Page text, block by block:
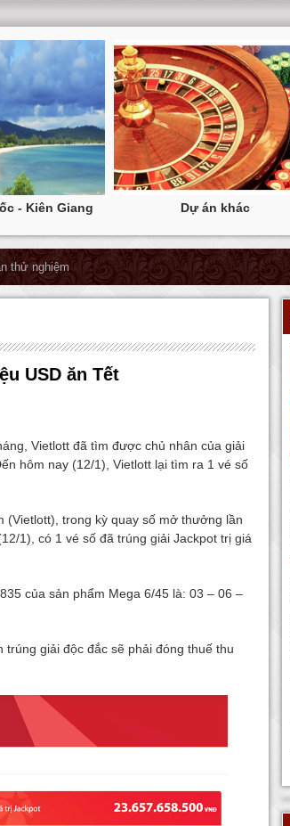
- Kiên Giang Dự án khác
thử nghiệm
USD ăn Tết
Vietlott đã tìm được chủ nhân của giải
hôm nay (12/1), Vietlott lại tìm ra 1 vé số
(Vietlott), trong kỳ quay số mở thưởng lần
1), có 1 vé số đã trúng giải Jackpot trị giá
của sản phẩm Mega 6/45 là: 03 – 06 –
giải độc đắc sẽ phải đóng thuế thu